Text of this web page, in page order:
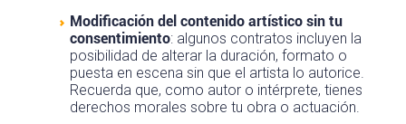
Modificación del contenido artístico sin tu
consentimiento: algunos contratos incluyen la
posibilidad de alterar la duración, formato o
puesta en escena sin que el artista lo autorice.
Recuerda que, como autor o intérprete, tienes
derechos morales sobre tu obra o actuación.